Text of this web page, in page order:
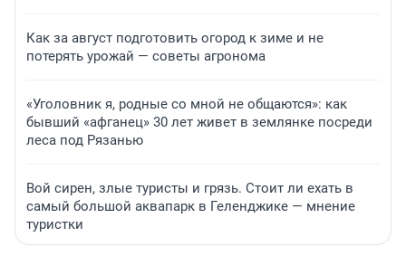
Как за август подготовить огород к зиме и не
потерять урожай — советы агронома
«Уголовник я, родные со мной не общаются»: как
бывший «афганец» 30 лет живет в землянке посреди
леса под Рязанью
Вой сирен, злые туристы и грязь. Стоит ли ехать в
самый большой аквапарк в Геленджике — мнение
туристки